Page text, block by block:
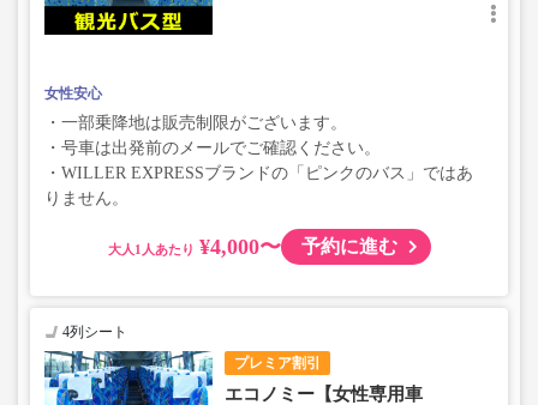
女性安心
・一部乗降地は販売制限がございます。
・号車は出発前のメールでご確認ください。
・WILLER EXPRESSブランドの「ピンクのバス」ではあ
りません。
大人 ¥4,000〜 予約に進む
プレミア割引
4列シート
エコノミー【女性専用車